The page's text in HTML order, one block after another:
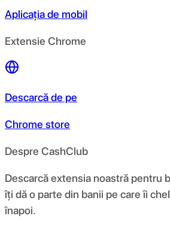
Aplicația de mobil
Extensie Chrome
Descarcă de pe
Chrome store
Despre CashClub
Descarcă extensia noastră pentru
îți dă o parte din banii pe care îi
înapoi.